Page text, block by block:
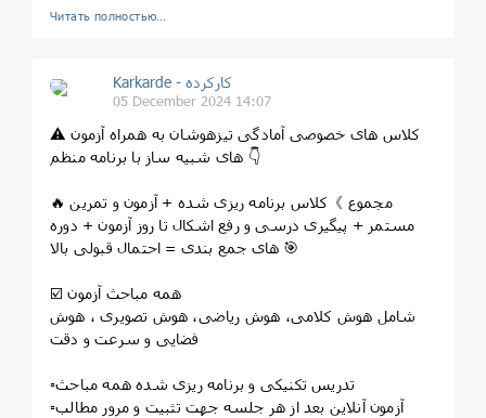
Читать полностью…
Karkarde - کارکرده
05 December 2024 14:07
⚠️ کلاس های خصوصی آمادگی تیزهوشان به همراه آزمون
های شبیه ساز با برنامه منظم 👇
🔥 مجموع 》کلاس برنامه ریزی شده + آزمون و تمرین
مستمر + پیگیری درسی و رفع اشکال تا روز آزمون + دوره
های جمع بندی = احتمال قبولی بالا 🎯
☑️ همه مباحث آزمون
شامل هوش کلامی، هوش ریاضی، هوش تصویری ، هوش
فضایی و سرعت و دقت
▫️تدریس تکنیکی و برنامه ریزی شده همه مباحث
▫️آزمون آنلاین بعد از هر جلسه جهت تثبیت و مرور مطالب